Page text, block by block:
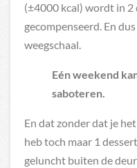
(±4000 kcal) wordt in 2
gecompenseerd. En
weegschaal.
Eén weekend
saboteren.
En dat zonder dat je
heb toch maar 1
geluncht buiten de